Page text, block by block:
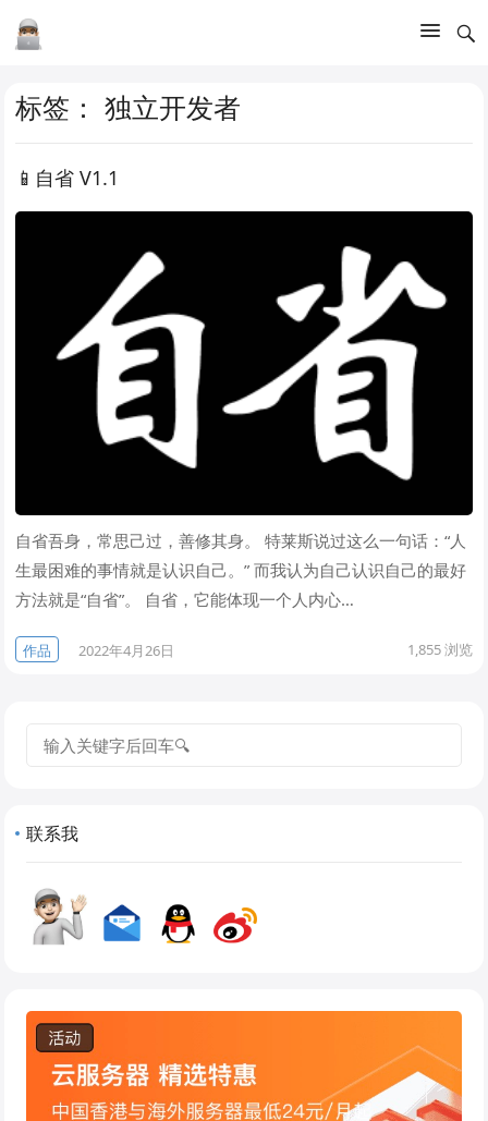
标签：独立开发者
📱自省 V1.1
自省吾身，常思己过，善修其身。 特莱斯说过这么一句话：“人
生最困难的事情就是认识自己。” 而我认为自己认识自己的最好
方法就是“自省”。 自省，它能体现一个人内心…
作品 2022年4月26日 1,855浏览
联系我